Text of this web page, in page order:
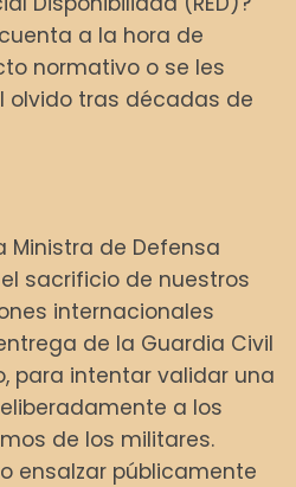
a la hora de
normativo o se les
olvido tras décadas de
Ministra de Defensa
sacrificio de nuestros
internacionales
de la Guardia Civil
para intentar validar una
a los
de los militares.
ensalzar públicamente